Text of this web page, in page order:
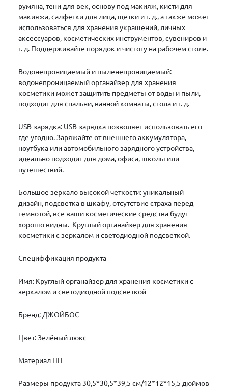
румяна, тени для век, основу под макияж, кисти для
макияжа, салфетки для лица, щетки и т. д., а также может
использоваться для хранения украшений, личных
аксессуаров, косметических инструментов, сувениров и
т. д. Поддерживайте порядок и чистоту на рабочем столе.
Водонепроницаемый и пыленепроницаемый:
водонепроницаемый органайзер для хранения
косметики может защитить предметы от воды и пыли,
подходит для спальни, ванной комнаты, стола и т. д.
USB-зарядка: USB-зарядка позволяет использовать его
где угодно. Заряжайте от внешнего аккумулятора,
ноутбука или автомобильного зарядного устройства,
идеально подходит для дома, офиса, школы или
путешествий.
Большое зеркало высокой четкости: уникальный
дизайн, подсветка в шкафу, отсутствие страха перед
темнотой, все ваши косметические средства будут
хорошо видны. Круглый органайзер для хранения
косметики с зеркалом и светодиодной подсветкой.
Специффикация продукта
Имя: Круглый органайзер для хранения косметики с
зеркалом и светодиодной подсветкой
Бренд: ДЖОЙБОС
Цвет: Зелёный люкс
Материал ПП
Размеры продукта 30,5*30,5*39,5 см/12*12*15,5 дюймов